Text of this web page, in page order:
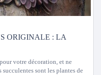
ORIGINALE : LA
votre décoration, et ne
sont les plantes de